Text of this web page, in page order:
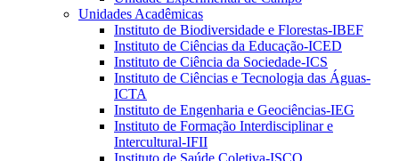
Unidades Acadêmicas
Instituto de Biodiversidade e Florestas-IBEF
Instituto de Ciências da Educação-ICED
Instituto de Ciência da Sociedade-ICS
Instituto de Ciências e Tecnologia das Águas-
ICTA
Instituto de Engenharia e Geociências-IEG
Instituto de Formação Interdisciplinar e
Intercultural-IFII